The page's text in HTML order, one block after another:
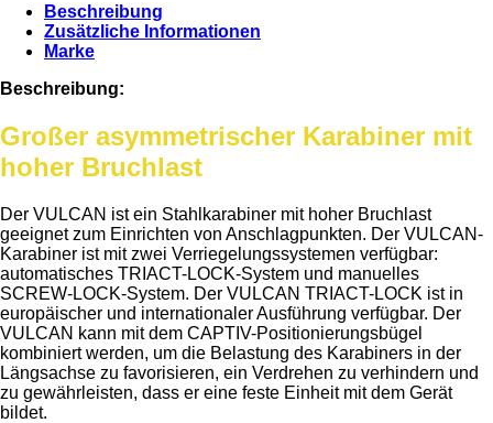
Beschreibung
Zusätzliche Informationen
Marke
Beschreibung:
Großer asymmetrischer Karabiner mit
hoher Bruchlast
Der VULCAN ist ein Stahlkarabiner mit hoher Bruchlast
geeignet zum Einrichten von Anschlagpunkten. Der VULCAN-
Karabiner ist mit zwei Verriegelungssystemen verfügbar:
automatisches TRIACT-LOCK-System und manuelles
SCREW-LOCK-System. Der VULCAN TRIACT-LOCK ist in
europäischer und internationaler Ausführung verfügbar. Der
VULCAN kann mit dem CAPTIV-Positionierungsbügel
kombiniert werden, um die Belastung des Karabiners in der
Längsachse zu favorisieren, ein Verdrehen zu verhindern und
zu gewährleisten, dass er eine feste Einheit mit dem Gerät
bildet.